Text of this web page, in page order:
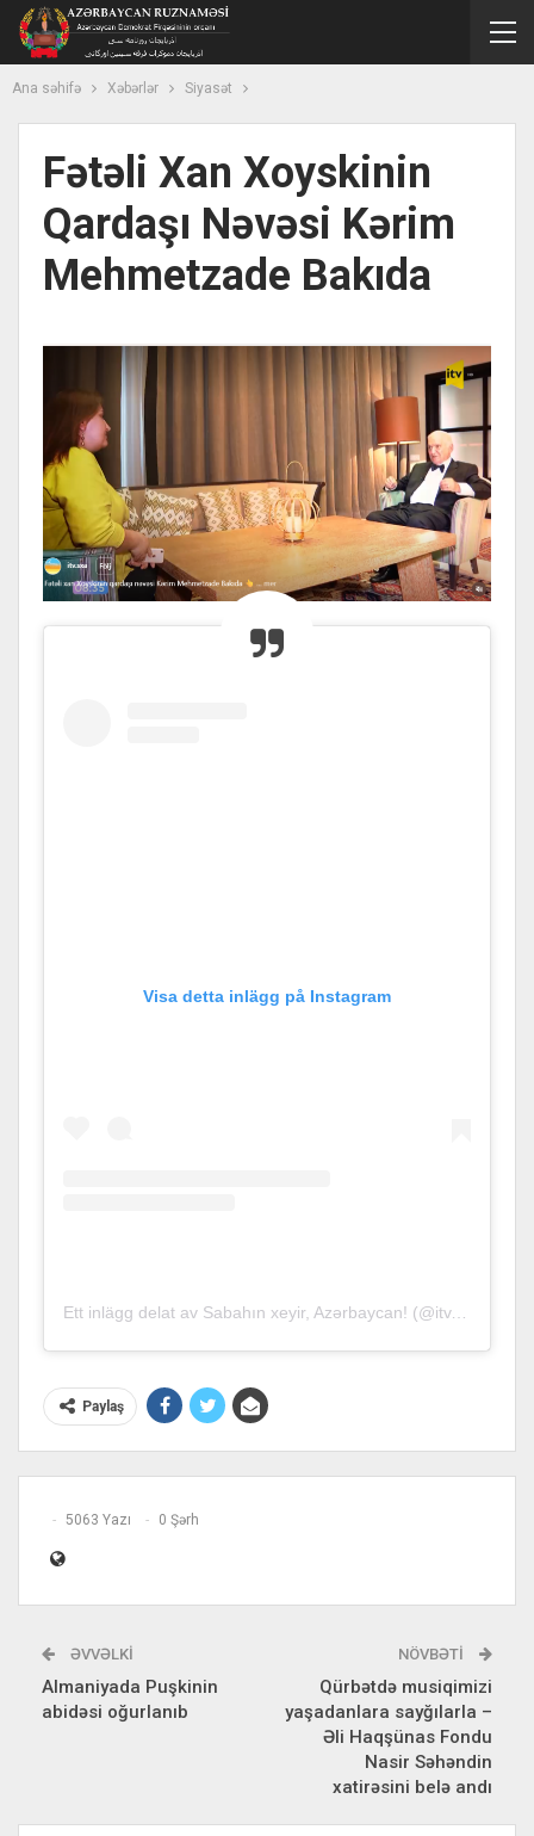
Ana səhifə Xəbərlər Siyasət
Fətəli Xan Xoyskinin
Qardaşı Nəvəsi Kərim
Mehmetzade Bakıda
Visa detta inlägg på Instagram
Ett inlägg delat av Sabahın xeyir, Azərbaycan! (@itv.sxa)
Paylaş
5063 Yazı 0 Şərh
ƏVVƏLKI
Almaniyada Puşkinin
abidəsi oğurlanıb
NÖVBƏTI
Qürbətdə musiqimizi
yaşadanlara sayğılarla –
Əli Haqşünas Fondu
Nasir Səhəndin
xatirəsini belə andı